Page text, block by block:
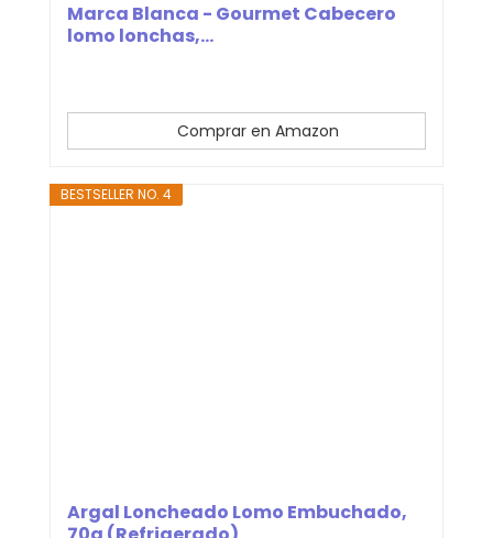
Marca Blanca - Gourmet Cabecero
lomo lonchas,...
Comprar en Amazon
BESTSELLER NO. 4
Argal Loncheado Lomo Embuchado,